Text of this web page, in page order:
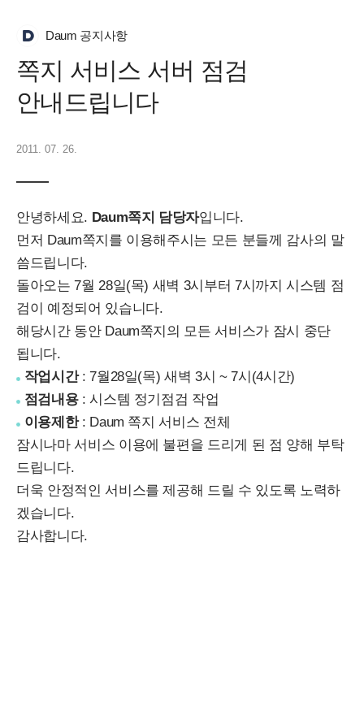
Daum 공지사항
쪽지 서비스 서버 점검
안내드립니다
2011. 07. 26.
안녕하세요. Daum쪽지 담당자입니다.
먼저 Daum쪽지를 이용해주시는 모든 분들께 감사의 말
씀드립니다.
돌아오는 7월 28일(목) 새벽 3시부터 7시까지 시스템 점
검이 예정되어 있습니다.
해당시간 동안 Daum쪽지의 모든 서비스가 잠시 중단
됩니다.
작업시간: 7월28일(목) 새벽 3시 ~ 7시(4시간)
점검내용: 시스템 정기점검 작업
이용제한: Daum 쪽지 서비스 전체
잠시나마 서비스 이용에 불편을 드리게 된 점 양해 부탁
드립니다.
더욱 안정적인 서비스를 제공해 드릴 수 있도록 노력하
겠습니다.
감사합니다.